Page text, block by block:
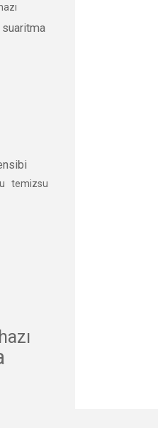
suaritma
temizsu